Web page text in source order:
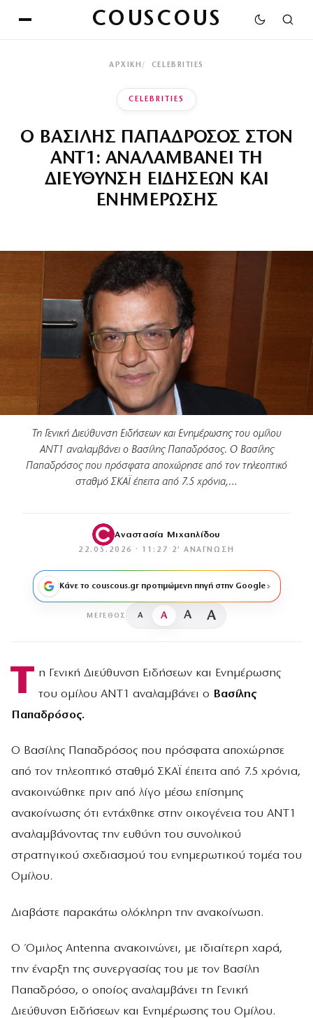
COUSCOUS
ΑΡΧΙΚΉ CELEBRITIES
CELEBRITIES
Ο ΒΑΣΙΛΗΣ ΠΑΠΑΔΡΟΣΟΣ ΣΤΟΝ
ΑΝΤ1: ΑΝΑΛΑΜΒΑΝΕΙ ΤΗ
ΔΙΕΥΘΥΝΣΗ ΕΙΔΗΣΕΩΝ ΚΑΙ
ΕΝΗΜΕΡΩΣΗΣ
Τη Γενική Διεύθυνση Ειδήσεων και Ενημέρωσης του ομίλου
ΑΝΤ1 αναλαμβάνει ο Βασίλης Παπαδρόσος. Ο Βασίλης
Παπαδρόσος που πρόσφατα αποχώρησε από τον τηλεοπτικό
σταθμό ΣΚΑΪ έπειτα από 7.5 χρόνια,…
Αναστασία Μιχαηλίδου
22.05.2026 · 11:27 · 2′ ΑΝΆΓΝΩΣΗ
Κάνε το couscous.gr προτιμώμενη πηγή στην Google
ΜΈΓΕΘΟΣ A A A A
Τ η Γενική Διεύθυνση Ειδήσεων και Ενημέρωσης
του ομίλου ΑΝΤ1 αναλαμβάνει ο Βασίλης
Παπαδρόσος.
Ο Βασίλης Παπαδρόσος που πρόσφατα αποχώρησε
από τον τηλεοπτικό σταθμό ΣΚΑΪ έπειτα από 7.5 χρόνια,
ανακοινώθηκε πριν από λίγο μέσω επίσημης
ανακοίνωσης ότι εντάχθηκε στην οικογένεια του ΑΝΤ1
αναλαμβάνοντας την ευθύνη του συνολικού
στρατηγικού σχεδιασμού του ενημερωτικού τομέα του
Ομίλου.
Διαβάστε παρακάτω ολόκληρη την ανακοίνωση.
Ο Όμιλος Antenna ανακοινώνει, με ιδιαίτερη χαρά,
την έναρξη της συνεργασίας του με τον Βασίλη
Παπαδρόσο, ο οποίος αναλαμβάνει τη Γενική
Διεύθυνση Ειδήσεων και Ενημέρωσης του Ομίλου.